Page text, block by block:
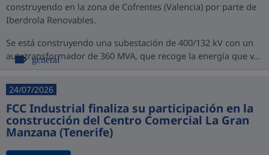
construyendo en la zona de Cofrentes (Valencia) por parte de
Iberdrola Renovables.
Se está construyendo una subestación de 400/132 kV con un
autotransformador de 360 MVA, que recoge la energía que v...
general
24/07/2026
FCC Industrial finaliza su participación en la
construcción del Centro Comercial La Gran
Manzana (Tenerife)